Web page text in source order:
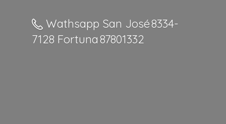
Wathsapp San José 8334-
7128 Fortuna 87801332